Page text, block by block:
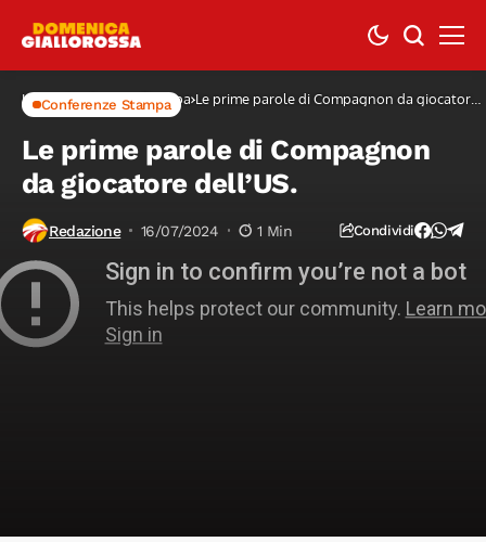
Home Conferenze Stampa Le prime parole di Compagnon da giocatore
Conferenze Stampa
Le prime parole di Compagnon
da giocatore dell’US.
Redazione 16/07/2024 1 Min Condividi